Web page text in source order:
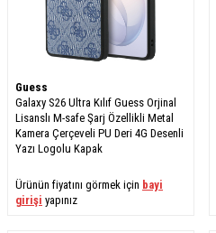
Guess
Galaxy S26 Ultra Kılıf Guess Orjinal
Lisanslı M-safe Şarj Özellikli Metal
Kamera Çerçeveli PU Deri 4G Desenli
Yazı Logolu Kapak
Ürünün fiyatını görmek için bayi
girişi yapınız